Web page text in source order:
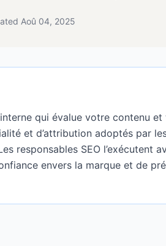
Aoû 04, 2025
qui évalue votre contenu
et d’attribution adoptés par
responsables SEO l’exécutent
envers la marque et de